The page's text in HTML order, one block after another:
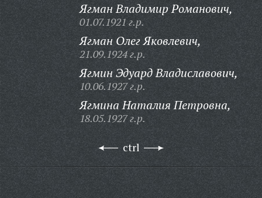
Ягман Владимир Романович,
01.07.1921 г.р.
Ягман Олег Яковлевич,
21.09.1924 г.р.
Ягмин Эдуард Владиславович,
10.06.1927 г.р.
Ягмина Наталия Петровна,
18.05.1927 г.р.
ctrl